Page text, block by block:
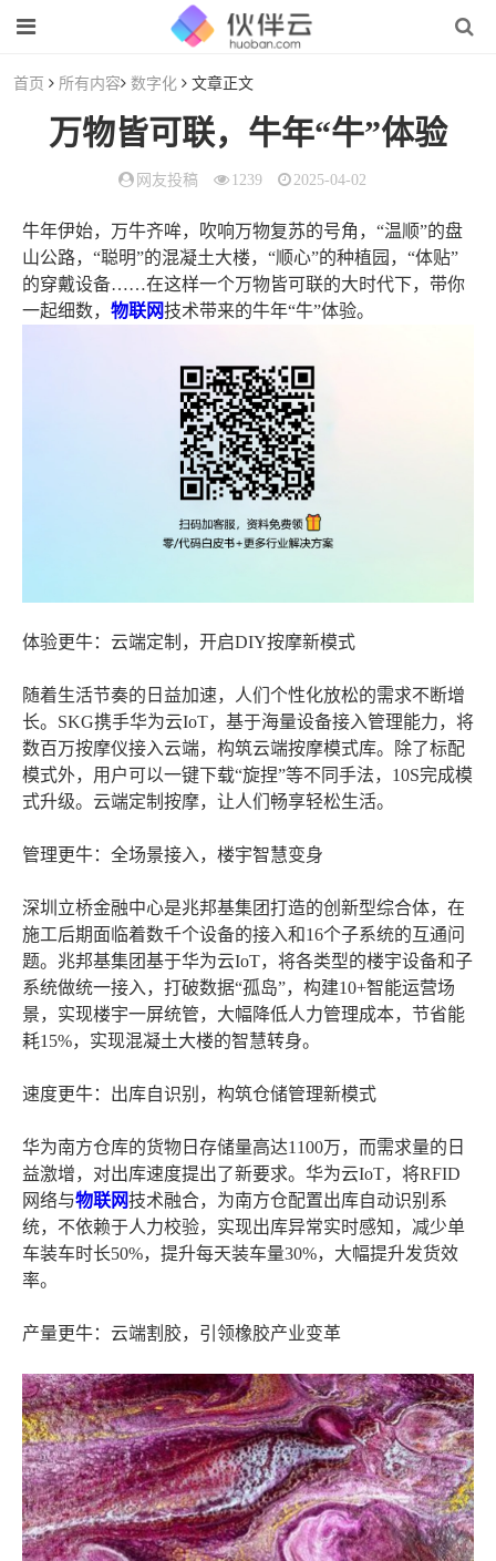
首页 所有内容 数字化 文章正文
万物皆可联，牛年“牛”体验
网友投稿 1239 2025-04-02
牛年伊始，万牛齐哞，吹响万物复苏的号角，“温顺”的盘
山公路，“聪明”的混凝土大楼，“顺心”的种植园，“体贴”
的穿戴设备……在这样一个万物皆可联的大时代下，带你
一起细数， 物联网技术带来的牛年“牛”体验。
体验更牛：云端定制，开启DIY按摩新模式
随着生活节奏的日益加速，人们个性化放松的需求不断增
长。SKG携手华为云IoT，基于海量设备接入管理能力，将
数百万按摩仪接入云端，构筑云端按摩模式库。除了标配
模式外，用户可以一键下载“旋捏”等不同手法，10S完成模
式升级。云端定制按摩，让人们畅享轻松生活。
管理更牛：全场景接入，楼宇智慧变身
深圳立桥金融中心是兆邦基集团打造的创新型综合体，在
施工后期面临着数千个设备的接入和16个子系统的互通问
题。兆邦基集团基于华为云IoT，将各类型的楼宇设备和子
系统做统一接入，打破数据“孤岛”，构建10+智能运营场
景，实现楼宇一屏统管，大幅降低人力管理成本，节省能
耗15%，实现混凝土大楼的智慧转身。
速度更牛：出库自识别，构筑仓储管理新模式
华为南方仓库的货物日存储量高达1100万，而需求量的日
益激增，对出库速度提出了新要求。华为云IoT，将RFID
网络与物联网技术融合，为南方仓配置出库自动识别系
统，不依赖于人力校验，实现出库异常实时感知，减少单
车装车时长50%，提升每天装车量30%，大幅提升发货效
率。
产量更牛：云端割胶，引领橡胶产业变革